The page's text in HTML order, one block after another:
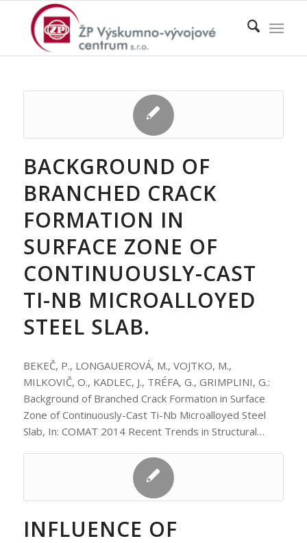
BACKGROUND OF
BRANCHED CRACK
FORMATION IN
SURFACE ZONE OF
CONTINUOUSLY-CAST
TI-NB MICROALLOYED
STEEL SLAB.
BEKEČ, P., LONGAUEROVÁ, M., VOJTKO, M.,
MILKOVIČ, O., KADLEC, J., TRÉFA, G., GRIMPLINI, G.:
Background of Branched Crack Formation in Surface
Zone of Continuously-Cast Ti-Nb Microalloyed Steel
Slab, In: COMAT 2014 Recent Trends in Structural…
INFLUENCE OF